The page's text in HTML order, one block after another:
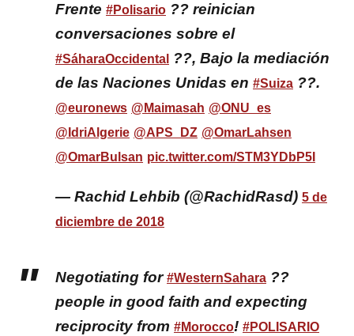
Frente #Polisario ?? reinician
conversaciones sobre el
#SáharaOccidental
??, Bajo la mediación
de las Naciones Unidas en #Suiza ??.
@euronews @Maimasah @ONU_es
@IdriAlgerie @APS_DZ @OmarLahsen
@OmarBulsan pic.twitter.com/STM3YDbP5I
— Rachid Lehbib (@RachidRasd) 5 de
diciembre de 2018
Negotiating for#WesternSahara ??
people in good faith and expecting
reciprocity from #Morocco! #POLISARIO